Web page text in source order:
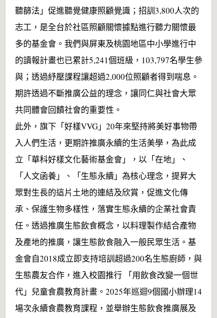
聽篩法」促進聽覺健康照顧覺識；招訓3,800人次的
志工，是全台於社區照顧關懷據點進行聽力關懷最
多的基金會。我們與屏東及桃園地區中小學進行中
的讀報計畫也已累計5,241個班級，103,797名學生參
與；透過紓壓課程讓超過2,000位照顧者得到喘息。
期許透過不斷推廣公益的理念，讓同仁與社會大眾
共同體會回饋社會的重要性。
此外，旗下「好樣VVG」20年來堅持將美好事物帶
入人們生活，更期許推廣永續的生活美學，為此成
立「華科好樣文化藝術基金會」，以「在地」、
「人文函養」、「生態永續」為核心理念，提昇大
眾對生長的這片土地的連結及欣賞，促進文化傳
承、保護生物多樣性，落實生態永續的企業社會責
任。透過推廣生態飲食概念，以料理製作結合產物
及產地的推廣，讓生態飲食融入一般民眾生活。基
金會自2018成立即支持培訓超過200名生態廚師，與
生態農友合作，進入校園推行 「用飲食改變一個世
代」兒童食農教育計畫。2025年巡迴9個國小辦理14
場次永續食農教育課程，並舉辦生態飲食推廣展及